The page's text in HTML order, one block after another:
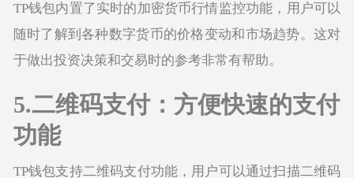
TP钱包内置了实时的加密货币行情监控功能，用户可以
随时了解到各种数字货币的价格变动和市场趋势。这对
于做出投资决策和交易时的参考非常有帮助。
5.二维码支付：方便快速的支付
功能
TP钱包支持二维码支付功能，用户可以通过扫描二维码